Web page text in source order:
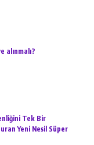
alınmalı?
Tek Bir
Yeni Nesil Süper